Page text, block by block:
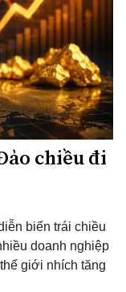
chiều đi
biến trái chiều
doanh nghiệp
giới nhích tăng